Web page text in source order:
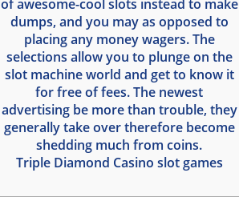
of awesome-cool slots instead to make
dumps, and you may as opposed to
placing any money wagers. The
selections allow you to plunge on the
slot machine world and get to know it
for free of fees. The newest
advertising be more than trouble, they
generally take over therefore become
shedding much from coins.
Triple Diamond Casino slot games